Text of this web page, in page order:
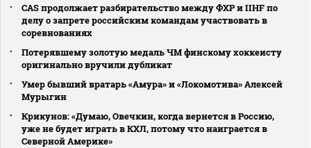
CAS продолжает разбирательство между ФХР и IIHF по
делу о запрете российским командам участвовать в
соревнованиях
Потерявшему золотую медаль ЧМ финскому хоккеисту
оригинально вручили дубликат
Умер бывший вратарь «Амура» и «Локомотива» Алексей
Мурыгин
Крикунов: «Думаю, Овечкин, когда вернется в Россию,
уже не будет играть в КХЛ, потому что наиграется в
Северной Америке»